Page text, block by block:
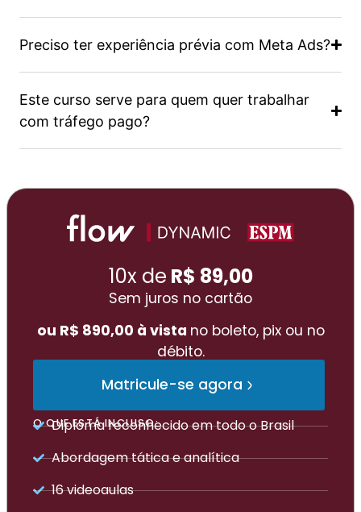
Preciso ter experiência prévia com Meta Ads?
Este curso serve para quem quer trabalhar
com tráfego pago?
10x de R$ 89,00
Sem juros no cartão
ou R$ 890,00 à vista no boleto, pix ou no
débito.
Matricule-se agora
O QUE ESTÁ INCLUSO:
Diploma reconhecido em todo o Brasil
Abordagem tática e analítica
16 videoaulas